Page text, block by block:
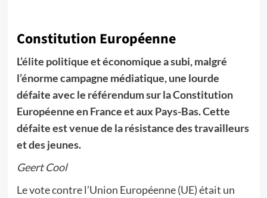
Constitution Européenne
L’élite politique et économique a subi, malgré
l’énorme campagne médiatique, une lourde
défaite avec le référendum sur la Constitution
Européenne en France et aux Pays-Bas. Cette
défaite est venue de la résistance des travailleurs
et des jeunes.
Geert Cool
Le vote contre l’Union Européenne (UE) était un